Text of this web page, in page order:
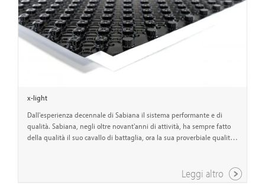
x-light
Dall'esperienza decennale di Sabiana il sistema performante e di
qualità. Sabiana, negli oltre novant'anni di attività, ha sempre fatto
della qualità il suo cavallo di battaglia, ora la sua proverbiale qualità
Leggi altro